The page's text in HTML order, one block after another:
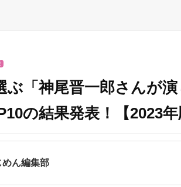
ぶ「神尾晋一郎さんが
の結果発表！【2023年
めん編集部